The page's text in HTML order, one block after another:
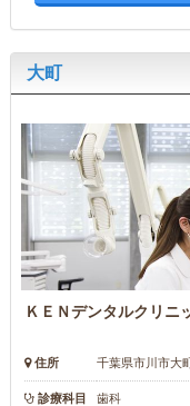
大町
ＫＥＮデンタルクリニ
住所 千葉県市川市大
診療科目 歯科